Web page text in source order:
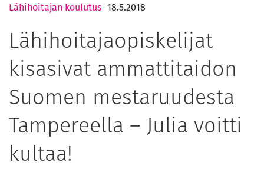
Lähihoitajan koulutus 18.5.2018
Lähihoitajaopiskelijat
kisasivat ammattitaidon
Suomen mestaruudesta
Tampereella – Julia voitti
kultaa!